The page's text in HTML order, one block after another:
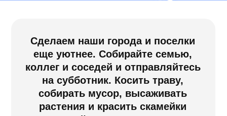
коллег и соседей и отправляйтесь
в хорошей компании — весело.
Можно устроить соревнования
на скорость, включить любимую
музыку и подготовить пикник для
отдыха.
Улицы родных населенных
пунктов расстилают перед нами
к своим мечтам. Пришло время